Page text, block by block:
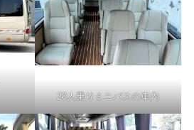
20人乗りミニバスの車内